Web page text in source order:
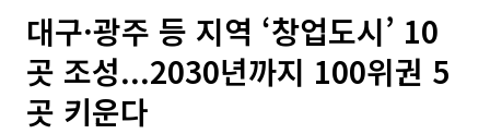
대구·광주 등 지역 ‘창업도시’ 10
곳 조성...2030년까지 100위권 5
곳 키운다